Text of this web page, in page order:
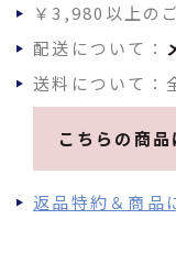
￥3,980以上の
配送について：
送料について：
こちらの商品
返品特約＆商品